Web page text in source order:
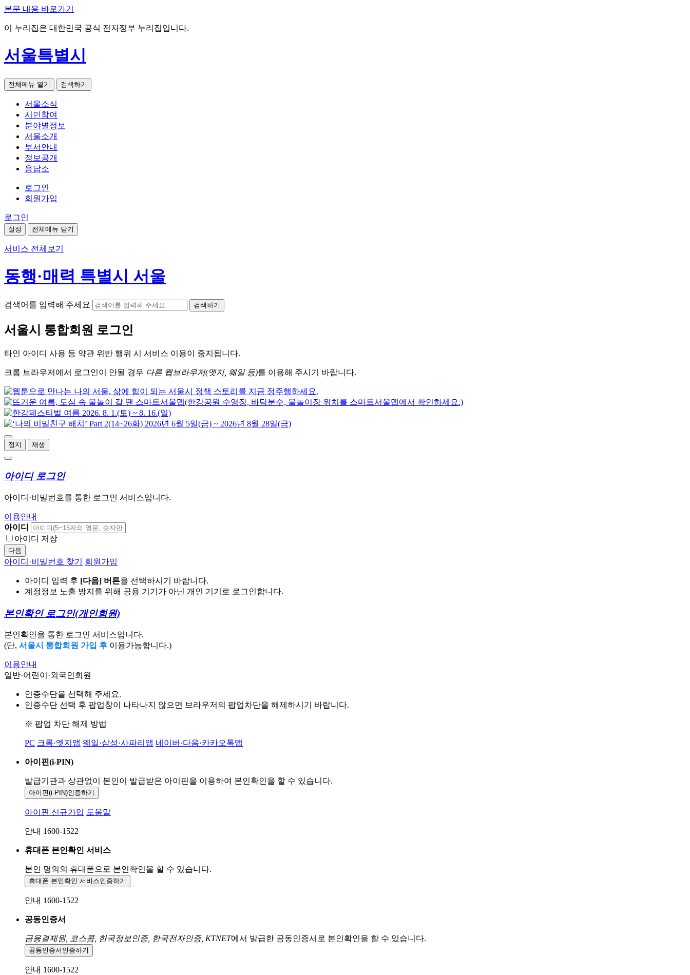
본문 내용 바로가기
이 누리집은 대한민국 공식 전자정부 누리집입니다.
서울특별시
전체메뉴 열기 검색하기
서울소식
시민참여
분야별정보
서울소개
부서안내
정보공개
응답소
로그인
회원가입
로그인
설정 전체메뉴 닫기
서비스 전체보기
동행·매력 특별시 서울
검색어를 입력해 주세요 검색하기
서울시 통합회원 로그인
타인 아이디 사용 등 약관 위반 행위 시 서비스 이용이 중지됩니다.
크롬 브라우저에서 로그인이 안될 경우 다른 웹브라우저(엣지, 웨일 등)를 이용해 주시기 바랍니다.
정지 재생
아이디 로그인
아이디·비밀번호를 통한 로그인 서비스입니다.
이용안내
아이디
아이디 저장
다음
아이디·비밀번호 찾기 회원가입
아이디 입력 후 [다음] 버튼을 선택하시기 바랍니다.
계정정보 노출 방지를 위해 공용 기기가 아닌 개인 기기로 로그인합니다.
본인확인 로그인(개인회원)
본인확인을 통한 로그인 서비스입니다.
(단, 서울시 통합회원 가입 후 이용가능합니다.)
이용안내
일반·어린이·외국인회원
인증수단을 선택해 주세요.
인증수단 선택 후 팝업창이 나타나지 않으면 브라우저의 팝업차단을 해제하시기 바랍니다.
※ 팝업 차단 해제 방법
PC 크롬·엣지앱 웨일·삼성·사파리앱 네이버·다음·카카오톡앱
아이핀(i-PIN)
발급기관과 상관없이 본인이 발급받은 아이핀을 이용하여 본인확인을 할 수 있습니다.
아이핀(i-PIN)인증하기
아이핀 신규가입 도움말
안내 1600-1522
휴대폰 본인확인 서비스
본인 명의의 휴대폰으로 본인확인을 할 수 있습니다.
휴대폰 본인확인 서비스인증하기
안내 1600-1522
공동인증서
금융결제원, 코스콤, 한국정보인증, 한국전자인증, KTNET에서 발급한 공동인증서로 본인확인을 할 수 있습니다.
공동인증서 인증하기
안내 1600-1522